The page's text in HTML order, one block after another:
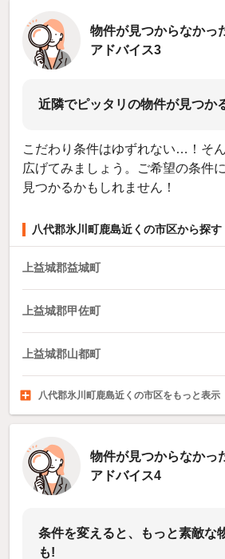
物件が見つからなかっ
アドバイス3
近隣でピッタリの物件が見つか
こだわり条件はゆずれない…！そ
広げてみましょう。ご希望の条件
見つかるかもしれません！
八代郡氷川町鹿島近くの市区から探す
上益城郡益城町
上益城郡甲佐町
上益城郡山都町
葦北郡芦北町1件
球磨郡錦町35件
球磨郡多良木町3件
八代郡氷川町鹿島近くの市区をもっと表示
物件が見つからなかっ
アドバイス4
条件を変えると、もっと素敵な
も!